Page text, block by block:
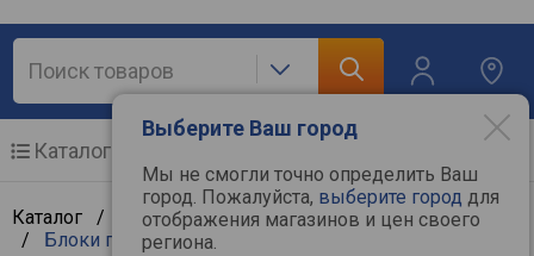
Выберите Ваш город
Мы не смогли точно определить Ваш
город. Пожалуйста, выберите город для
отображения магазинов и цен своего
региона.
Каталог
Каталог / Компьютерная техника/ Комплектующие
/ Блоки питания/